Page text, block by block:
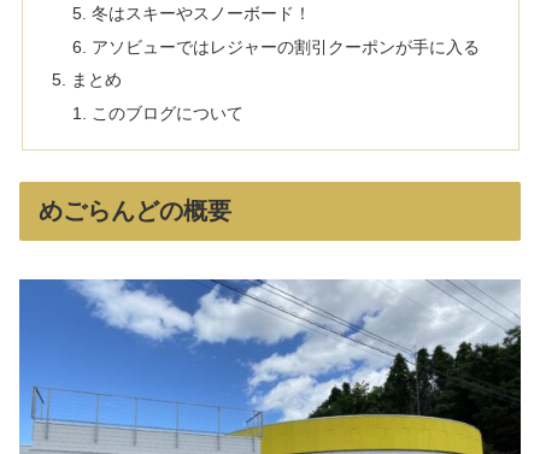
冬はスキーやスノーボード！
アソビューではレジャーの割引クーポンが手に入る
まとめ
このブログについて
めごらんどの概要